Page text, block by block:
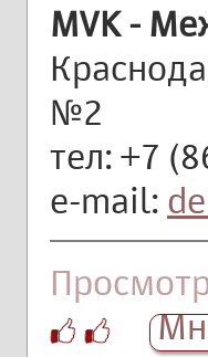
MVK -
№2
тел: +7
e-mail: